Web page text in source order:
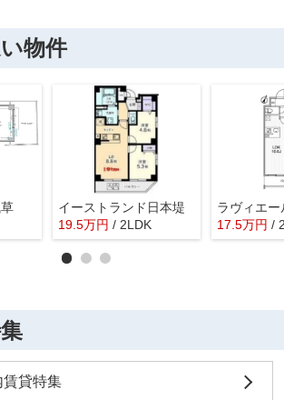
物件
イーストランド日本堤
19.5万円 / 2LDK
ラヴィエー
17.5万円 /
貸特集